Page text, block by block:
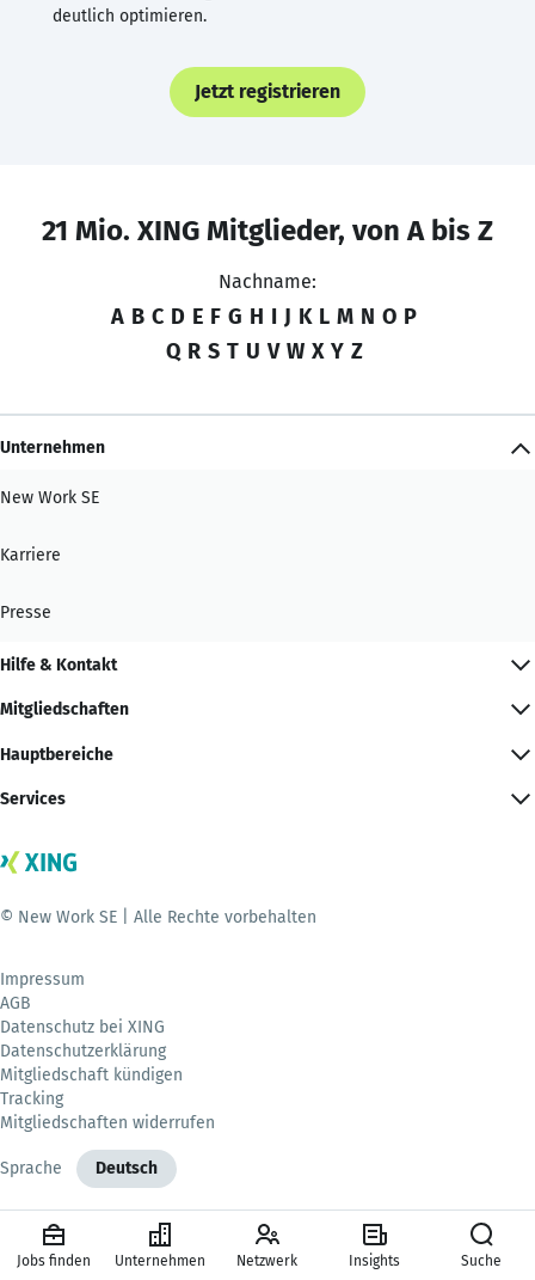
deutlich optimieren.
Jetzt registrieren
21 Mio. XING Mitglieder, von A bis Z
Nachname:
A B C D E F G H I J K L M N O P
Q R S T U V W X Y Z
Unternehmen
New Work SE
Karriere
Presse
Hilfe & Kontakt
Mitgliedschaften
Hauptbereiche
Services
© New Work SE | Alle Rechte vorbehalten
Impressum
AGB
Datenschutz bei XING
Datenschutzerklärung
Mitgliedschaft kündigen
Tracking
Mitgliedschaften widerrufen
Sprache Deutsch
Jobs finden Unternehmen Netzwerk Insights Suche